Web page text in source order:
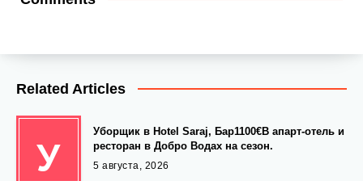
Related Articles
У
Уборщик в Hotel Saraj, Бар1100€В апарт-отель и
ресторан в Добро Водах на сезон.
5 августа, 2026